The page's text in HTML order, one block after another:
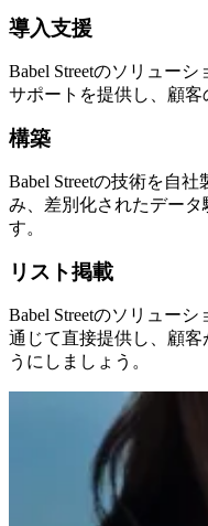
導入支援
Babel Streetのソリュー
サポートを提供し、顧客
構築
Babel Streetの技術を自
み、差別化されたデー
す。
リスト掲載
Babel Streetのソリュー
通じて直接提供し、顧
うにしましょう。